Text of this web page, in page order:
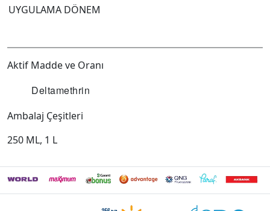
UYGULAMA DÖNEM
Aktif Madde ve Oranı
Deltamethrin
Ambalaj Çeşitleri
250 ML, 1 L